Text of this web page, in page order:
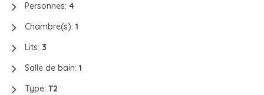
Personnes: 4
Chambre(s): 1
Lits: 3
Salle de bain: 1
Type: T2